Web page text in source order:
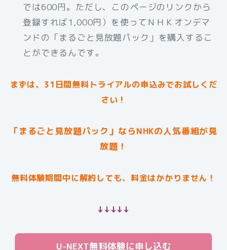
では600円。ただし、このページのリンクから
登録すれば1,000円）を使ってＮＨＫオンデマ
ンドの「まるごと見放題パック」を購入するこ
とができるんです。
まずは、31日間無料トライアルの申込みでお試しくだ
さい！
「まるごと見放題パック」ならNHKの人気番組が見
放題！
無料体験期間中に解約しても、料金はかかりません！
↓↓↓↓↓
U-NEXT無料体験に申し込む